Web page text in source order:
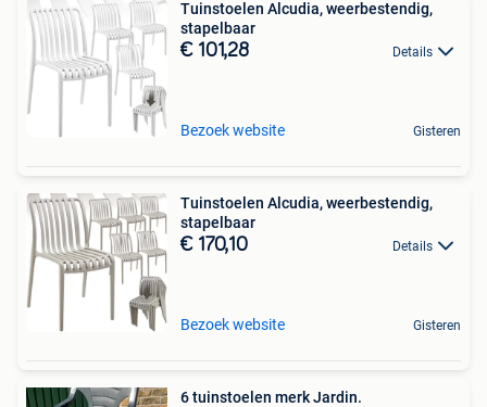
Tuinstoelen Alcudia, weerbestendig,
stapelbaar
€ 101,28 Details
Bezoek website Gisteren
Tuinstoelen Alcudia, weerbestendig,
stapelbaar
€ 170,10 Details
Bezoek website Gisteren
6 tuinstoelen merk Jardin.